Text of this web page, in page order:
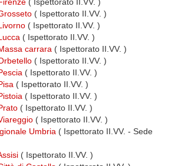
( Ispettorato II.VV. )
( Ispettorato II.VV. )
( Ispettorato II.VV. )
carrara ( Ispettorato II.VV. )
( Ispettorato II.VV. )
( Ispettorato II.VV. )
( Ispettorato II.VV. )
( Ispettorato II.VV. )
( Ispettorato II.VV. )
( Ispettorato II.VV. )
Umbria ( Ispettorato II.VV. - Sede
( Ispettorato II.VV. )